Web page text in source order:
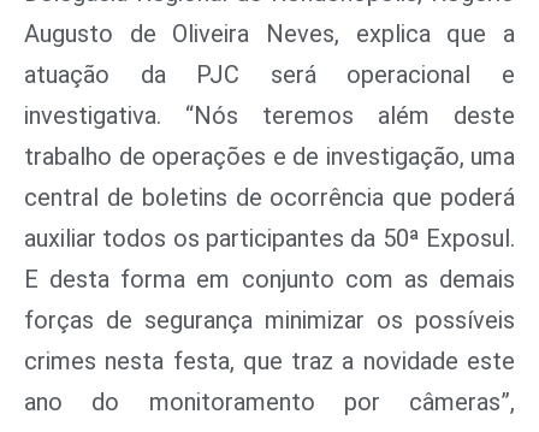
Augusto de Oliveira Neves, explica que a
atuação da PJC será operacional e
investigativa. “Nós teremos além deste
trabalho de operações e de investigação, uma
central de boletins de ocorrência que poderá
auxiliar todos os participantes da 50ª Exposul.
E desta forma em conjunto com as demais
forças de segurança minimizar os possíveis
crimes nesta festa, que traz a novidade este
ano do monitoramento por câmeras”,